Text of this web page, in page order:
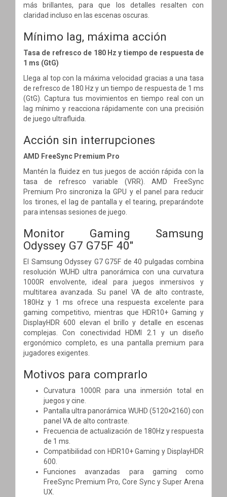
más brillantes, para que los detalles resalten con
claridad incluso en las escenas oscuras.
Mínimo lag, máxima acción
Tasa de refresco de 180 Hz y tiempo de respuesta de
1 ms (GtG)
Llega al top con la máxima velocidad gracias a una tasa
de refresco de 180 Hz y un tiempo de respuesta de 1 ms
(GtG). Captura tus movimientos en tiempo real con un
lag mínimo y reacciona rápidamente con una precisión
de juego ultrafluida.
Acción sin interrupciones
AMD FreeSync Premium Pro
Mantén la fluidez en tus juegos de acción rápida con la
tasa de refresco variable (VRR). AMD FreeSync
Premium Pro sincroniza la GPU y el panel para reducir
los tirones, el lag de pantalla y el tearing, preparándote
para intensas sesiones de juego.
Monitor Gaming Samsung
Odyssey G7 G75F 40"
El Samsung Odyssey G7 G75F de 40 pulgadas combina
resolución WUHD ultra panorámica con una curvatura
1000R envolvente, ideal para juegos inmersivos y
multitarea avanzada. Su panel VA de alto contraste,
180Hz y 1 ms ofrece una respuesta excelente para
gaming competitivo, mientras que HDR10+ Gaming y
DisplayHDR 600 elevan el brillo y detalle en escenas
complejas. Con conectividad HDMI 2.1 y un diseño
ergonómico completo, es una pantalla premium para
jugadores exigentes.
Motivos para comprarlo
Curvatura 1000R para una inmersión total en
juegos y cine.
Pantalla ultra panorámica WUHD (5120×2160) con
panel VA de alto contraste.
Frecuencia de actualización de 180Hz y respuesta
de 1 ms.
Compatibilidad con HDR10+ Gaming y DisplayHDR
600.
Funciones avanzadas para gaming como
FreeSync Premium Pro, Core Sync y Super Arena
UX.